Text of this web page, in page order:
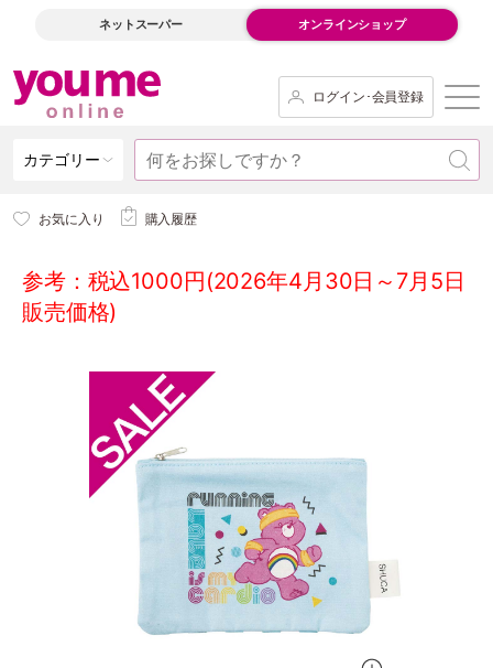
ネットスーパー オンラインショップ
ログイン･会員登録
カテゴリー
お気に入り 購入履歴
参考：税込1000円(2026年4月30日～7月5日
販売価格)